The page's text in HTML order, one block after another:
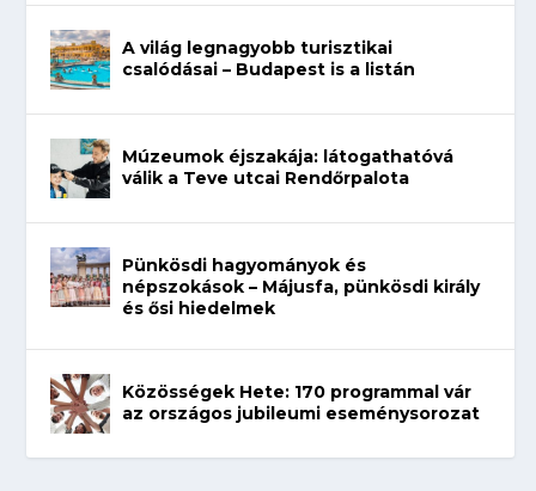
A világ legnagyobb turisztikai
csalódásai – Budapest is a listán
Múzeumok éjszakája: látogathatóvá
válik a Teve utcai Rendőrpalota
Pünkösdi hagyományok és
népszokások – Májusfa, pünkösdi király
és ősi hiedelmek
Közösségek Hete: 170 programmal vár
az országos jubileumi eseménysorozat